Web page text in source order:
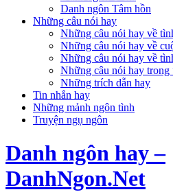
Danh ngôn Tâm hồn
Những câu nói hay
Những câu nói hay về
Những câu nói hay về
Những câu nói hay về
Những câu nói hay trong
Những trích dẫn hay
Tin nhắn hay
Những mảnh ngôn tình
Truyện ngụ ngôn
Danh ngôn hay –
DanhNgon.Net